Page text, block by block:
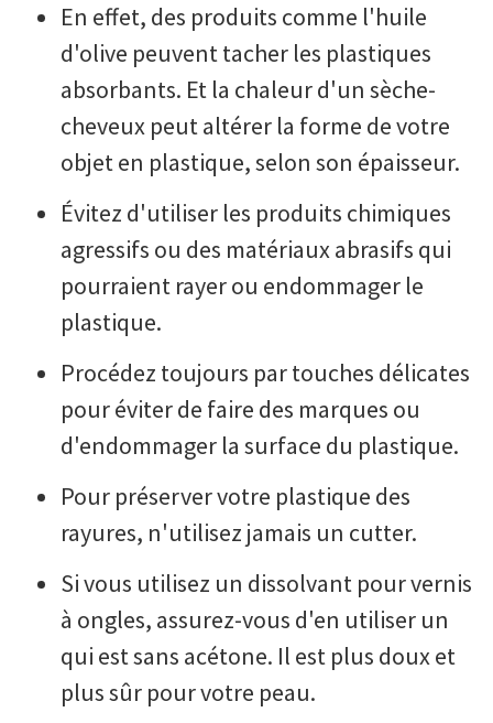
En effet, des produits comme l'huile
d'olive peuvent tacher les plastiques
absorbants. Et la chaleur d'un sèche-
cheveux peut altérer la forme de votre
objet en plastique, selon son épaisseur.
Évitez d'utiliser les produits chimiques
agressifs ou des matériaux abrasifs qui
pourraient rayer ou endommager le
plastique.
Procédez toujours par touches délicates
pour éviter de faire des marques ou
d'endommager la surface du plastique.
Pour préserver votre plastique des
rayures, n'utilisez jamais un cutter.
Si vous utilisez un dissolvant pour vernis
à ongles, assurez-vous d'en utiliser un
qui est sans acétone. Il est plus doux et
plus sûr pour votre peau.